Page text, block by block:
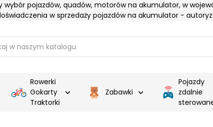
wybór pojazdów, quadów, motorów na akumulator, w
w sprzedaży pojazdów na akumulator -
Rowerki
Gokarty
Traktorki
 Zabawki 
Pojazdy
zdalnie